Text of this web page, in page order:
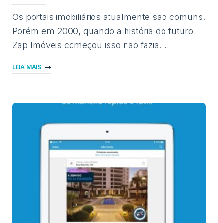
Os portais imobiliários atualmente são comuns.
Porém em 2000, quando a história do futuro
Zap Imóveis começou isso não fazia…
LEIA MAIS